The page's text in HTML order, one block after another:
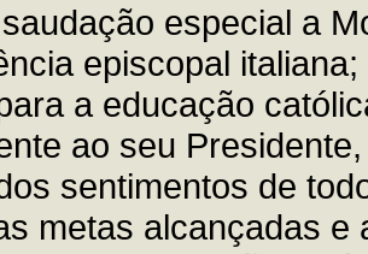
especial a
episcopal
a educação
ao seu
sentimentos de
metas alcançadas